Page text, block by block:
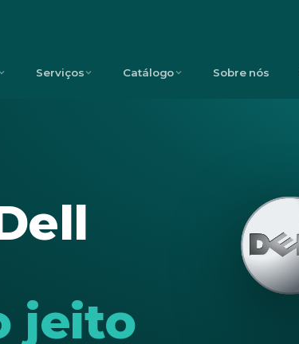
Serviços Catálogo Sobre nós
jeito